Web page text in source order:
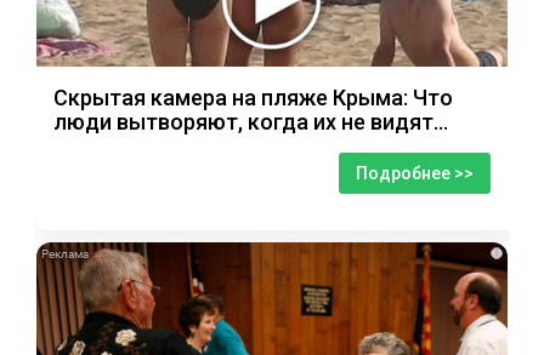
Скрытая камера на пляже Крыма: Что
люди вытворяют, когда их не видят...
Подробнее >>
i